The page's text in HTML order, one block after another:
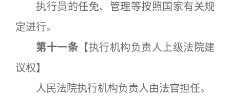
执行员的任免、管理等按照国家有关规
定进行。
第十一条 【执行机构负责人上级法院建
议权】
人民法院执行机构负责人由法官担任。